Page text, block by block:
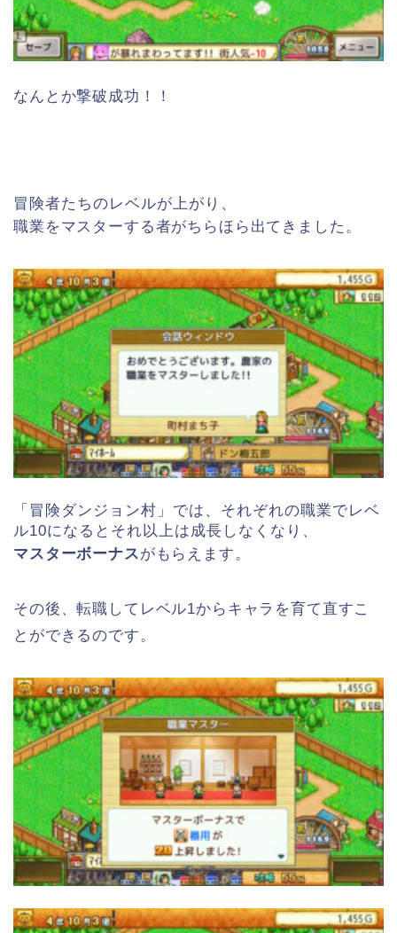
なんとか撃破成功！！
冒険者たちのレベルが上がり、
職業をマスターする者がちらほら出てきました。
「冒険ダンジョン村」では、それぞれの職業でレベ
ル10になるとそれ以上は成長しなくなり、
マスターボーナスがもらえます。
その後、転職してレベル1からキャラを育て直すこ
とができるのです。